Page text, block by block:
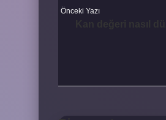
Önceki Yazı